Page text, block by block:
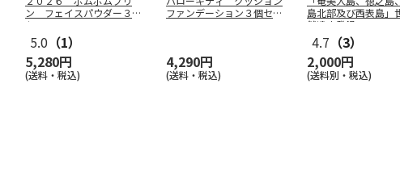
ン フェイスパウダー３個
セット
5.0 （1）
5,280円
(送料・税込)
ファンデーション３個セッ
4,290円
(送料・税込)
島北部及び西表島」
然遺産登録
4.7 （3）
2,000円
(送料別・税込)